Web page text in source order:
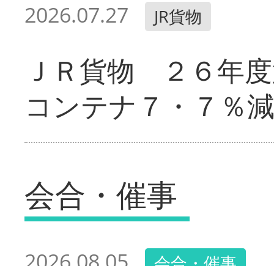
2026.07.27 JR貨物
ＪＲ貨物 ２６年
コンテナ７・７％減
会合・催事